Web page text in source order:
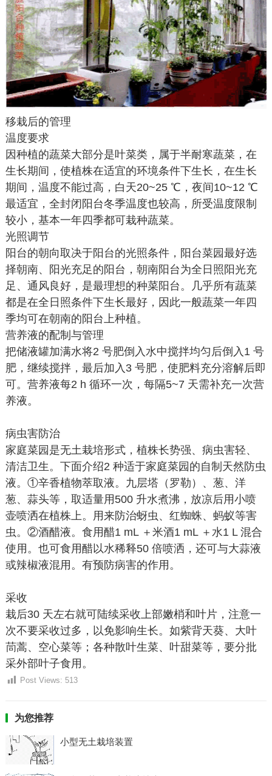
移栽后的管理
温度要求
因种植的蔬菜大部分是叶菜类，属于半耐寒蔬菜，在
生长期间，使植株在适宜的环境条件下生长，在生长
期间，温度不能过高，白天20~25 ℃，夜间10~12 ℃
最适宜，全封闭阳台冬季温度也较高，所受温度限制
较小，基本一年四季都可栽种蔬菜。
光照调节
阳台的朝向取决于阳台的光照条件，阳台菜园最好选
择朝南、阳光充足的阳台，朝南阳台为全日照阳光充
足、通风良好，是最理想的种菜阳台。几乎所有蔬菜
都是在全日照条件下生长最好，因此一般蔬菜一年四
季均可在朝南的阳台上种植。
营养液的配制与管理
把储液罐加满水将2 号肥倒入水中搅拌均匀后倒入1 号
肥，继续搅拌，最后加入3 号肥，使肥料充分溶解后即
可。营养液每2 h 循环一次，每隔5~7 天需补充一次营
养液。
病虫害防治
家庭菜园是无土栽培形式，植株长势强、病虫害轻、
清洁卫生。下面介绍2 种适于家庭菜园的自制天然防虫
液。①辛香植物萃取液。九层塔（罗勒）、葱、洋
葱、蒜头等，取适量用500 升水煮沸，放凉后用小喷
壶喷洒在植株上。用来防治蚜虫、红蜘蛛、蚂蚁等害
虫。②酒醋液。食用醋1 mL ＋米酒1 mL ＋水1 L 混合
使用。也可食用醋以水稀释50 倍喷洒，还可与大蒜液
或辣椒液混用。有预防病害的作用。
采收
栽后30 天左右就可陆续采收上部嫩梢和叶片，注意一
次不要采收过多，以免影响生长。如紫背天葵、大叶
茼蒿、空心菜等；各种散叶生菜、叶甜菜等，要分批
采外部叶子食用。
Post Views: 513
为您推荐
小型无土栽培装置